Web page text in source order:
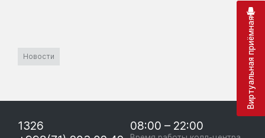
Новости
1326
08:00 – 22:00
Виртуальная приёмная